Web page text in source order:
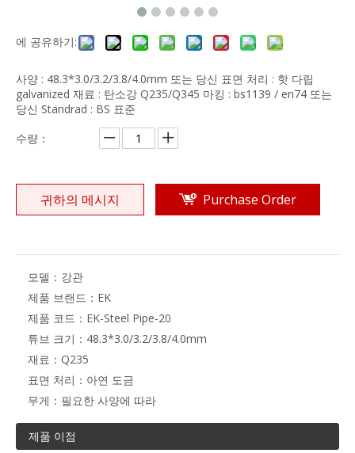
에 공유하기:
사양 : 48.3*3.0/3.2/3.8/4.0mm 또는 당신 표면 처리 : 핫 다립
galvanized 재료 : 탄소강 Q235/Q345 마킹 : bs1139 / en74 또는
당신 Standrad : BS 표준
수량：
귀하의 메시지 Purchase Order
모델： 강관
제품 브랜드： EK
제품 코드： EK-Steel Pipe-20
튜브 크기： 48.3*3.0/3.2/3.8/4.0mm
재료： Q235
표면 처리： 아연 도금
무게： 필요한 사양에 따라
제품 이점